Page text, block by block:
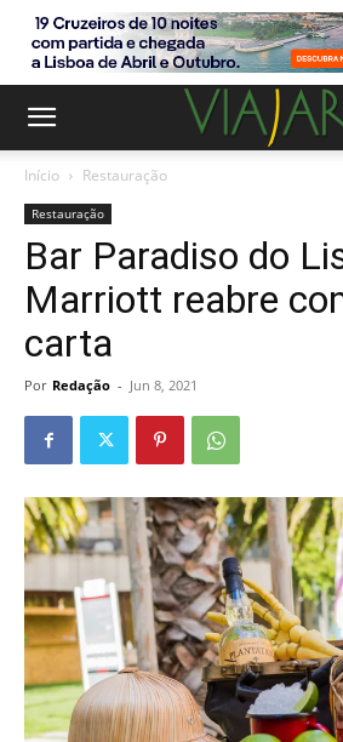
Início Restauração
Restauração
Bar Paradiso do
Marriott reabre
carta
Por Redação - Jun 8, 2021